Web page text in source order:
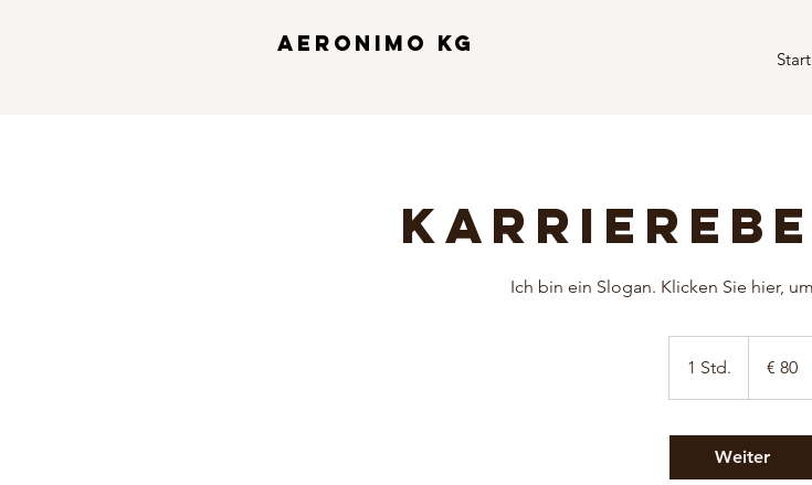
Aeronimo KG
Start
Ich bin ein Slogan. Klicken Sie hier,
1 Std.
S
d
€ 80
Weiter